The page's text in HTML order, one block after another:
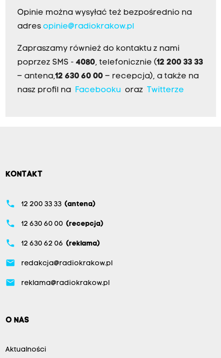
Opinie można wysyłać też bezpośrednio na
adres opinie@radiokrakow.pl
Zapraszamy również do kontaktu z nami
poprzez SMS - 4080, telefonicznie (12 200 33 33
– antena,12 630 60 00 – recepcja), a także na
nasz profil na
Facebookuoraz Twitterze
KONTAKT
phone 12 200 33 33 (antena)
phone 12 630 60 00 (recepcja)
phone 12 630 62 06 (reklama)
email redakcja@radiokrakow.pl
email reklama@radiokrakow.pl
O NAS
Aktualności